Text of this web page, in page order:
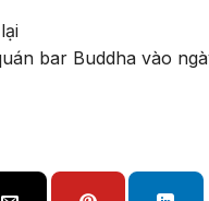
bar Buddha vào